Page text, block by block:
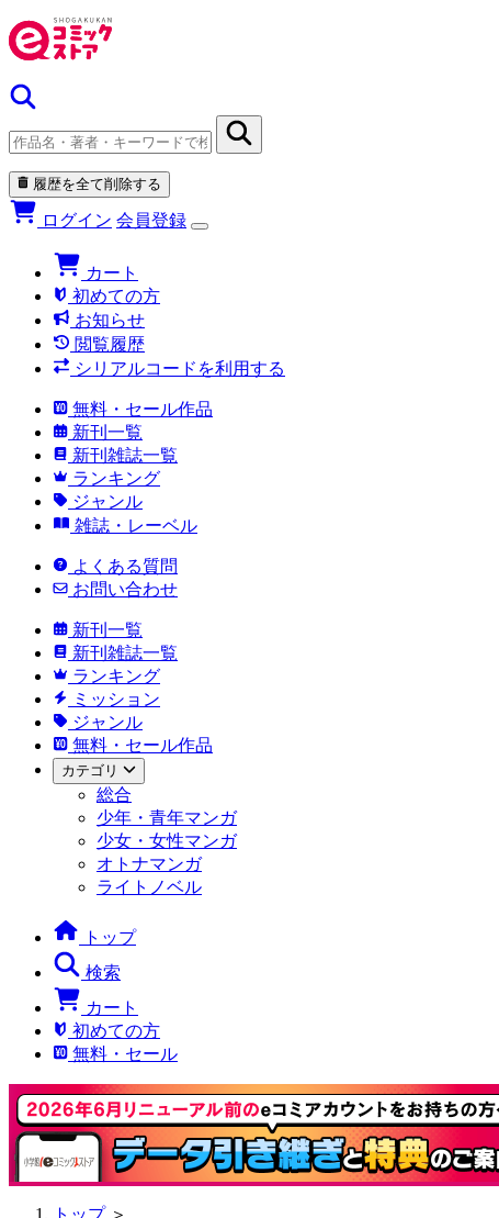
履歴を全て削除する
ログイン 会員登録
カート
初めての方
お知らせ
閲覧履歴
シリアルコードを利用する
無料・セール作品
新刊一覧
新刊雑誌一覧
ランキング
ジャンル
雑誌・レーベル
よくある質問
お問い合わせ
新刊一覧
新刊雑誌一覧
ランキング
ミッション
ジャンル
無料・セール作品
カテゴリ
総合
少年・青年マンガ
少女・女性マンガ
オトナマンガ
ライトノベル
トップ
検索
カート
初めての方
無料・セール
トップ ＞